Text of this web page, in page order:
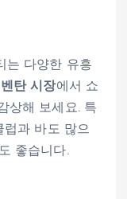
는 다양한 유흥
벤탄 시장에서 쇼
상해 보세요. 특
럽과 바도 많으
좋습니다.